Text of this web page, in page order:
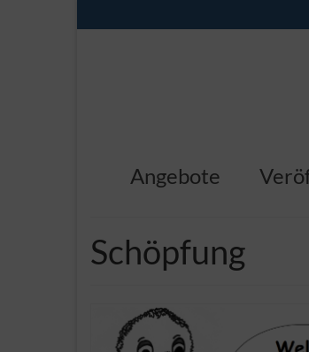
Angebote
Schöpfung